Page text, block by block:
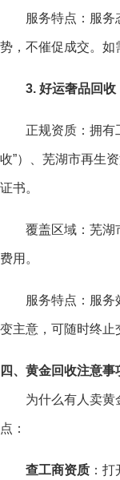
服务特点：服
势，不催促成交。如
3. 好运奢品回收
正规资质：拥有
收”）、芜湖市再生
证书。
覆盖区域：芜湖
费用。
服务特点：服
变主意，可随时终止
四、黄金回收注意事
为什么有人卖黄
点：
查工商资质 ：